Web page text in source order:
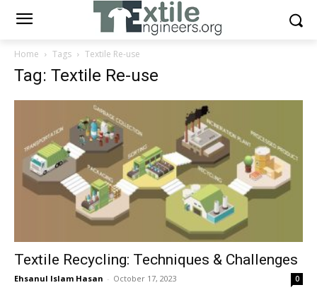
Home Tags Textile Re-use
Tag: Textile Re-use
Textile Recycling: Techniques & Challenges
Ehsanul Islam Hasan - October 17, 2023 0